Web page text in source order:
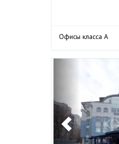
Офисы класса А